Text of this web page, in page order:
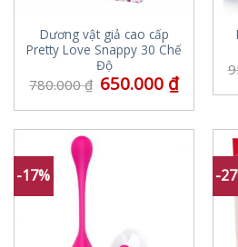
Dương vật giả cao cấp
Pretty Love Snappy 30 Chế
Độ
780.000₫ 650.000 ₫
-17% -